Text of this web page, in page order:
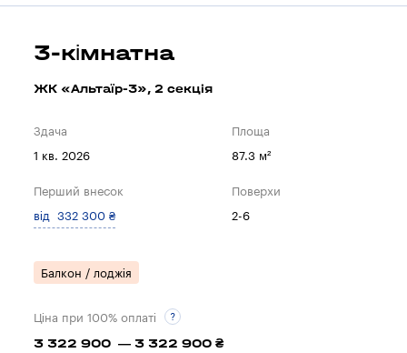
3-кімнатна
ЖК «Альтаїр-3», 2 секцiя
Здача
1 кв. 2026
Площа
87.3 м²
Перший внесок
від 332 300 ₴
Поверхи
2-6
Балкон / лоджія
Ціна при 100% оплаті
3 322 900 — 3 322 900 ₴